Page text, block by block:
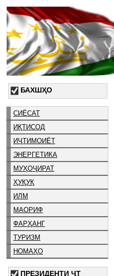
БАХШҲО
СИЁСАТ
ИҚТИСОД
ИҶТИМОИЁТ
ЭНЕРГЕТИКА
МУҲОҶИРАТ
ҲУҚУҚ
ИЛМ
МАОРИФ
ФАРҲАНГ
ТУРИЗМ
НОМАҲО
ПРЕЗИДЕНТИ ҶТ